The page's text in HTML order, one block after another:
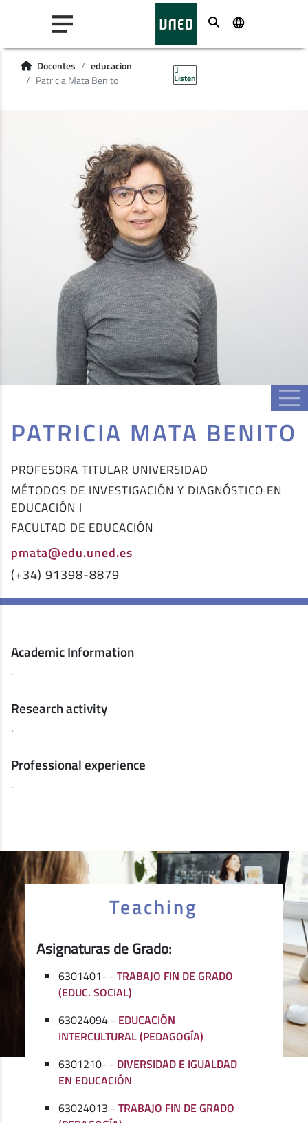
Buscar
Docentes
educacion
Patricia Mata Benito
Listen
PATRICIA MATA BENITO
PROFESORA TITULAR UNIVERSIDAD
MÉTODOS DE INVESTIGACIÓN Y DIAGNÓSTICO EN
EDUCACIÓN I
FACULTAD DE EDUCACIÓN
pmata@edu.uned.es
(+34) 91398-8879
Academic Information
.
Research activity
.
Professional experience
.
Teaching
Asignaturas de Grado:
6301401- -TRABAJO FIN DE GRADO
(EDUC. SOCIAL)
63024094 - EDUCACIÓN
INTERCULTURAL (PEDAGOGÍA)
6301210- - DIVERSIDAD E IGUALDAD
EN EDUCACIÓN
63024013 -TRABAJO FIN DE GRADO